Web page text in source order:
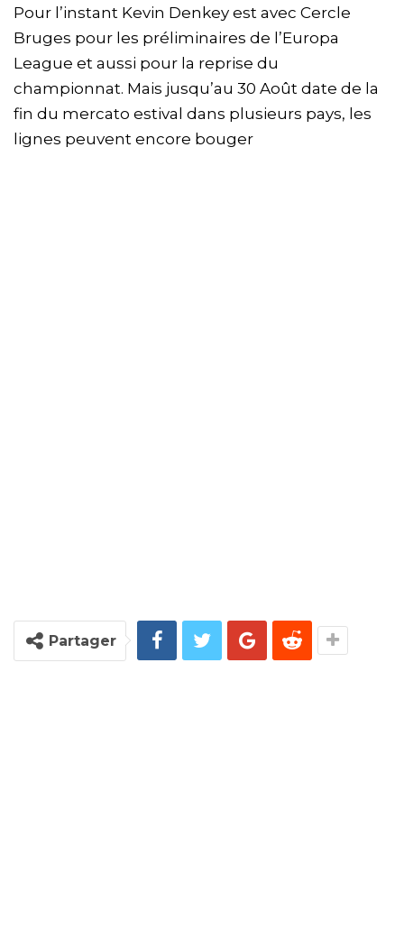
Pour l’instant Kevin Denkey est avec Cercle
Bruges pour les préliminaires de l’Europa
League et aussi pour la reprise du
championnat. Mais jusqu’au 30 Août date de la
fin du mercato estival dans plusieurs pays, les
lignes peuvent encore bouger
Partager